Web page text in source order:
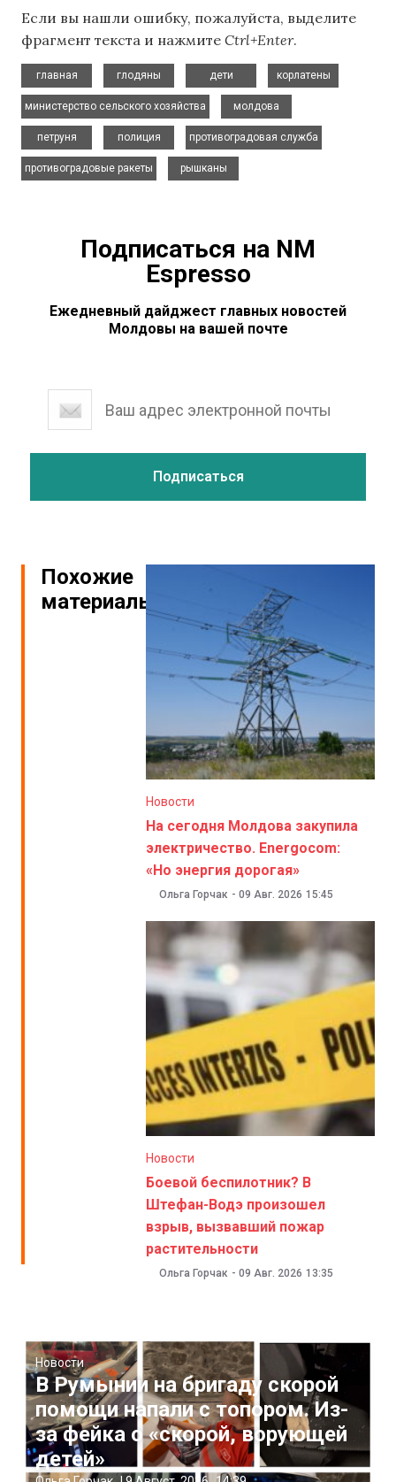
Если вы нашли ошибку, пожалуйста, выделите
фрагмент текста и нажмите Ctrl+Enter.
главная
глодяны
дети
корлатены
министерство сельского хозяйства
молдова
петруня
полиция
противоградовая служба
противоградовые ракеты
рышканы
Подписаться на NM
Espresso
Ежедневный дайджест главных новостей
Молдовы на вашей почте
Похожие
материалы
Новости
На сегодня Молдова закупила
электричество. Energocom:
«Но энергия дорогая»
Ольга Горчак - 09 Авг. 2026 15:45
Новости
Боевой беспилотник? В
Штефан-Водэ произошел
взрыв, вызвавший пожар
растительности
Ольга Горчак - 09 Авг. 2026 13:35
Новости
В Румынии на бригаду скорой
помощи напали с топором. Из-
за фейка о «скорой, ворующей
детей»